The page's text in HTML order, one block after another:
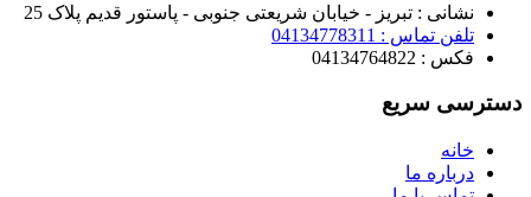
نشانی : تبریز - خیابان شریعتی جنوبی - پاستور قدیم پلاک 25
تلفن تماس : 04134778311
فکس : 04134764822
دسترسی سریع
خانه
درباره ما